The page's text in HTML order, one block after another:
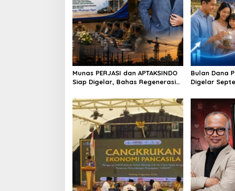
Munas PERJASI dan APTAKSINDO
Siap Digelar, Bahas Regenerasi
Bulan Dana
Digelar